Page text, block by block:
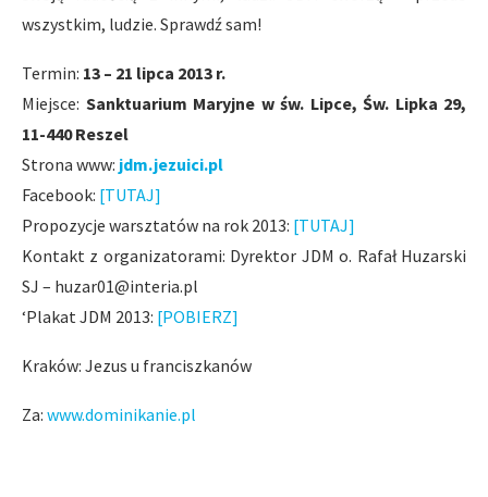
wszystkim, ludzie. Sprawdź sam!
Termin: 13 – 21 lipca 2013 r.
Miejsce: Sanktuarium Maryjne w św. Lipce, Św. Lipka 29,
11-440 Reszel
Strona www: jdm.jezuici.pl
Facebook: [TUTAJ]
Propozycje warsztatów na rok 2013: [TUTAJ]
Kontakt z organizatorami: Dyrektor JDM o. Rafał Huzarski
SJ – huzar01@interia.pl
‘Plakat JDM 2013: [POBIERZ]
Kraków: Jezus u franciszkanów
Za: www.dominikanie.pl